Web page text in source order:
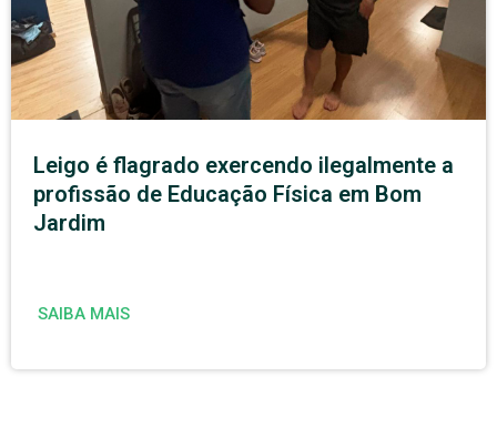
Leigo é flagrado exercendo ilegalmente a
profissão de Educação Física em Bom
Jardim
SAIBA MAIS